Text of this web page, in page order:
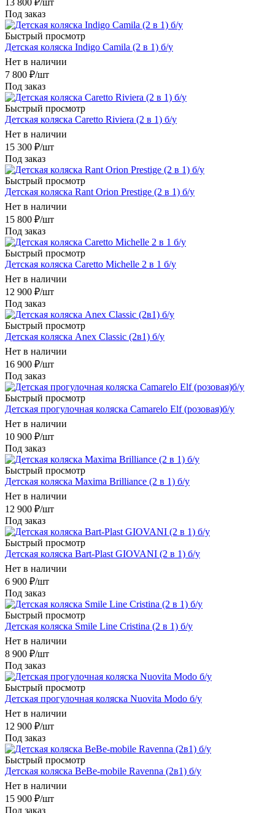
Под заказ
Быстрый просмотр
Детская коляска Indigo Camila (2 в 1) б/у
Нет в наличии
7 800 ₽/шт
Под заказ
Быстрый просмотр
Детская коляска Caretto Riviera (2 в 1) б/у
Нет в наличии
15 300 ₽/шт
Под заказ
Быстрый просмотр
Детская коляска Rant Orion Prestige (2 в 1) б/у
Нет в наличии
15 800 ₽/шт
Под заказ
Быстрый просмотр
Детская коляска Caretto Michelle 2 в 1 б/у
Нет в наличии
12 900 ₽/шт
Под заказ
Быстрый просмотр
Детская коляска Anex Classic (2в1) б/у
Нет в наличии
16 900 ₽/шт
Под заказ
Быстрый просмотр
Детская прогулочная коляска Camarelo Elf (розовая)б/у
Нет в наличии
10 900 ₽/шт
Под заказ
Быстрый просмотр
Детская коляска Maxima Brilliance (2 в 1) б/у
Нет в наличии
12 900 ₽/шт
Под заказ
Быстрый просмотр
Детская коляска Bart-Plast GIOVANI (2 в 1) б/у
Нет в наличии
6 900 ₽/шт
Под заказ
Быстрый просмотр
Детская коляска Smile Line Cristina (2 в 1) б/у
Нет в наличии
8 900 ₽/шт
Под заказ
Быстрый просмотр
Детская прогулочная коляска Nuovita Modo б/у
Нет в наличии
12 900 ₽/шт
Под заказ
Быстрый просмотр
Детская коляска BeBe-mobile Ravenna (2в1) б/у
Нет в наличии
15 900 ₽/шт
Под заказ